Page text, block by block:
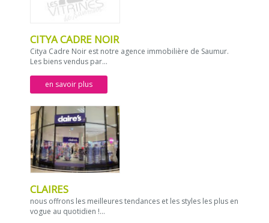
CITYA CADRE NOIR
Citya Cadre Noir est notre agence immobilière de Saumur.
Les biens vendus par...
en savoir plus
CLAIRES
nous offrons les meilleures tendances et les styles les plus en
vogue au quotidien !...